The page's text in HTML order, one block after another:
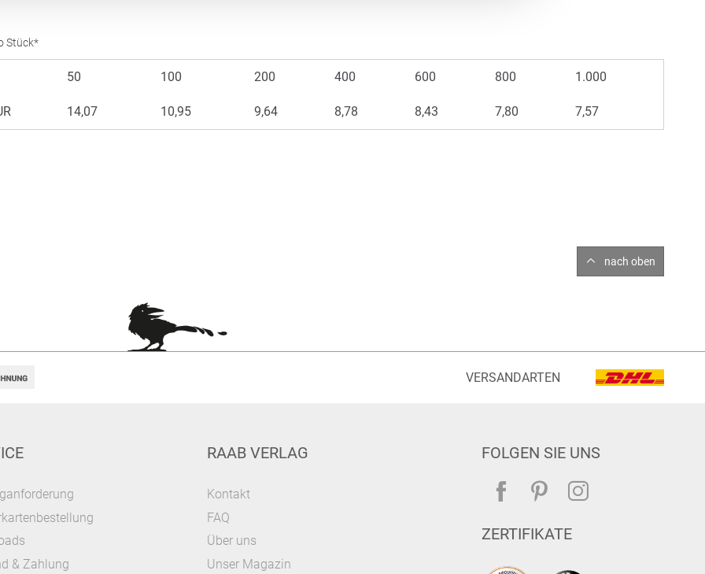
Stück*
50 100 200 400 600 800 1.000
14,07 10,95 9,64 8,78 8,43 7,80 7,57
nach oben
VERSANDARTEN
& Zahlung
RAAB VERLAG
Kontakt
FAQ
Über uns
Unser Magazin
FOLGEN SIE UNS
ZERTIFIKATE